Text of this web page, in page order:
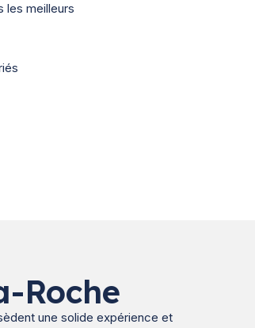
les meilleurs
Roche
une solide expérience et